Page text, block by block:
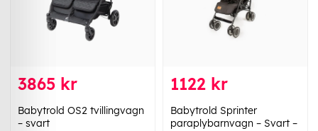
3865 kr
Babytrold OS2 tvillingvagn
– svart
1122 kr
Babytrold Sprinter
paraplybarnvagn – Svart –